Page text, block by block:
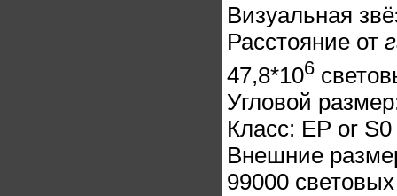
Визуальная
Расстояние от
47,8*106
Угловой
Класс: ЕР or S0
Внешние
99000 световых